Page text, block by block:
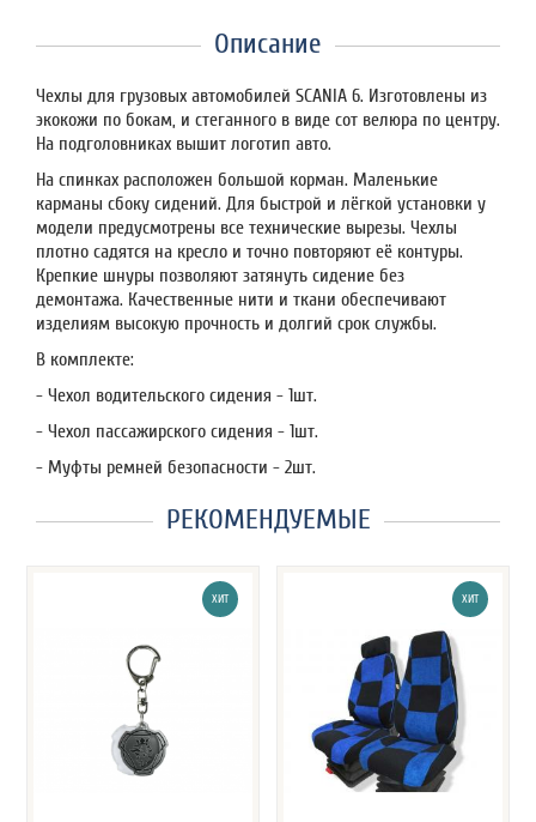
Описание
Чехлы для грузовых автомобилей SCANIA 6. Изготовлены из
экокожи по бокам, и стеганного в виде сот велюра по центру.
На подголовниках вышит логотип авто.
На спинках расположен большой корман. Маленькие
карманы сбоку сидений. Для быстрой и лёгкой установки у
модели предусмотрены все технические вырезы. Чехлы
плотно садятся на кресло и точно повторяют её контуры.
Крепкие шнуры позволяют затянуть сидение без
демонтажа. Качественные нити и ткани обеспечивают
изделиям высокую прочность и долгий срок службы.
В комплекте:
- Чехол водительского сидения - 1шт.
- Чехол пассажирского сидения - 1шт.
- Муфты ремней безопасности - 2шт.
РЕКОМЕНДУЕМЫЕ
ХИТ ХИТ